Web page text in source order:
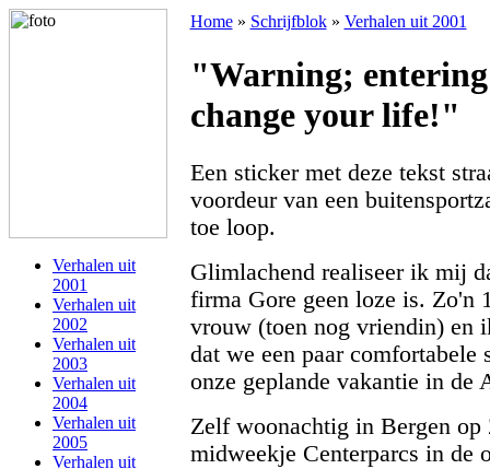
Verhalen uit
2001
Verhalen uit
2002
Verhalen uit
2003
Verhalen uit
2004
Verhalen uit
2005
Verhalen uit
Home» Schrijfblok» Verhalen uit 2001
"Warning;
change your life!"
Een sticker met deze tekst
voordeur van een
toe loop.
Glimlachend realiseer ik mij
firma Gore geen loze is. Zo'n
vrouw (toen nog vriendin) en
dat we een paar comfortabele
onze geplande vakantie in de
Zelf woonachtig in Bergen op
midweekje Centerparcs in de